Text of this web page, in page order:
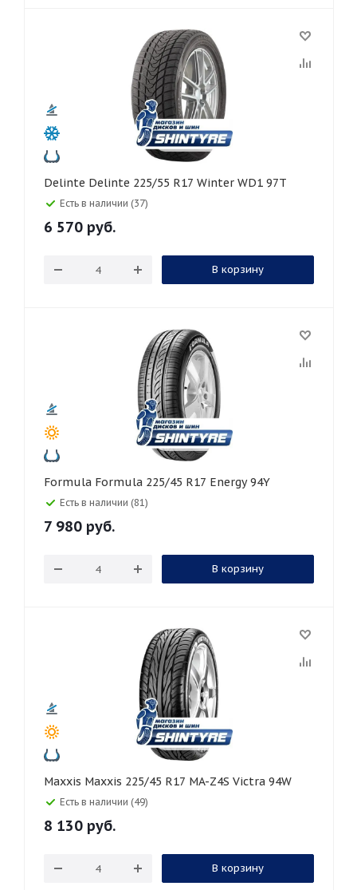
Delinte Delinte 225/55 R17 Winter WD1 97T
Есть в наличии (37)
6 570 руб.
В корзину
Formula Formula 225/45 R17 Energy 94Y
Есть в наличии (81)
7 980 руб.
В корзину
Maxxis Maxxis 225/45 R17 MA-Z4S Victra 94W
Есть в наличии (49)
8 130 руб.
В корзину